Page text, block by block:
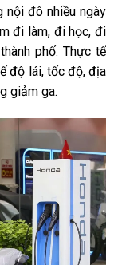
nội đô nhiều ngày
đi làm, đi học, đi
phố. Thực tế
độ lái, tốc độ, địa
giảm ga.